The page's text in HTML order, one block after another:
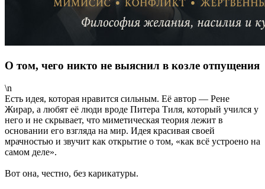
О том, чего никто не выяснил в козле отпущения
\n
Есть идея, которая нравится сильным. Её автор — Рене
Жирар, а любят её люди вроде Питера Тиля, который учился у
него и не скрывает, что миметическая теория лежит в
основании его взгляда на мир. Идея красивая своей
мрачностью и звучит как открытие о том, «как всё устроено на
самом деле».
Вот она, честно, без карикатуры.